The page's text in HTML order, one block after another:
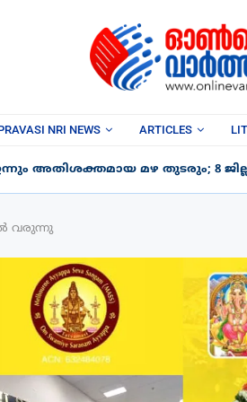
NRI NEWS ARTICLES
അതിശക്തമായ മഴ തുടരും; 8
വരുന്നു